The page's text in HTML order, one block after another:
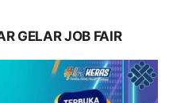
GELAR JOB FAIR